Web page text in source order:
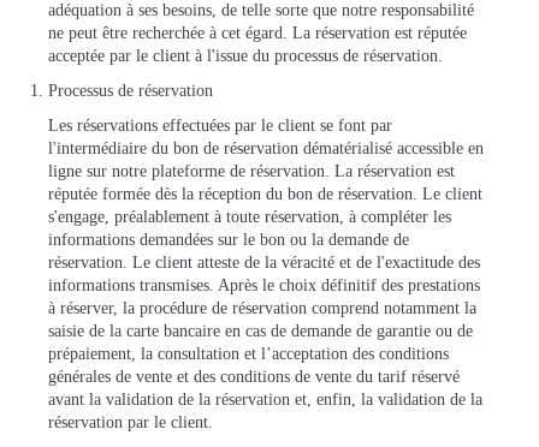
adéquation à ses besoins, de telle sorte que notre responsabilité
ne peut être recherchée à cet égard. La réservation est réputée
acceptée par le client à l'issue du processus de réservation.
Processus de réservation
Les réservations effectuées par le client se font par
l'intermédiaire du bon de réservation dématérialisé accessible en
ligne sur notre plateforme de réservation. La réservation est
réputée formée dès la réception du bon de réservation. Le client
s'engage, préalablement à toute réservation, à compléter les
informations demandées sur le bon ou la demande de
réservation. Le client atteste de la véracité et de l'exactitude des
informations transmises. Après le choix définitif des prestations
à réserver, la procédure de réservation comprend notamment la
saisie de la carte bancaire en cas de demande de garantie ou de
prépaiement, la consultation et l’acceptation des conditions
générales de vente et des conditions de vente du tarif réservé
avant la validation de la réservation et, enfin, la validation de la
réservation par le client.